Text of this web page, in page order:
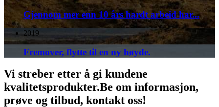
Gjennom mer enn 10 års hardt arbeid har...
2019
Fremover, flytte til en ny høyde.
Vi streber etter å gi kundene
kvalitetsprodukter.Be om informasjon,
prøve og tilbud, kontakt oss!